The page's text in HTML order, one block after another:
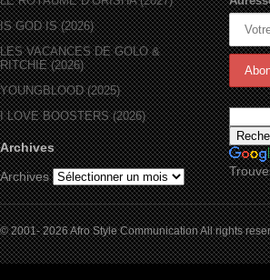
IS GOD IS (2026)
LES VACANCES DE GOLO &
RITCHIE (2026)
YOUNGBLOOD (2025)
I LOVE BOOSTERS (2026)
Archives
Archives
© 2001- 2026 Afro Style Communication All rights